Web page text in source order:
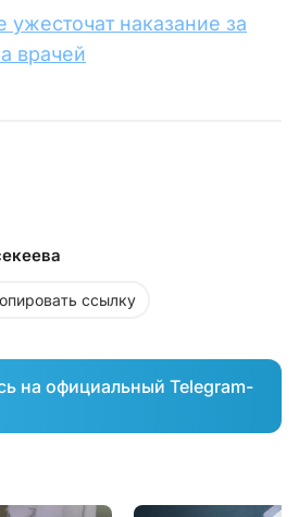
ужесточат наказание за
врачей
ссылку
на официальный Telegram-